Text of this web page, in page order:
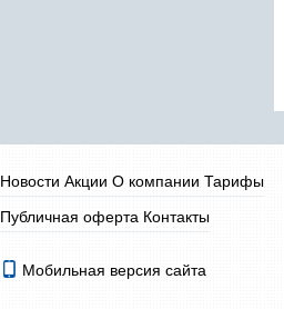
Новости Акции О компании Тарифы
Публичная оферта Контакты
Мобильная версия сайта